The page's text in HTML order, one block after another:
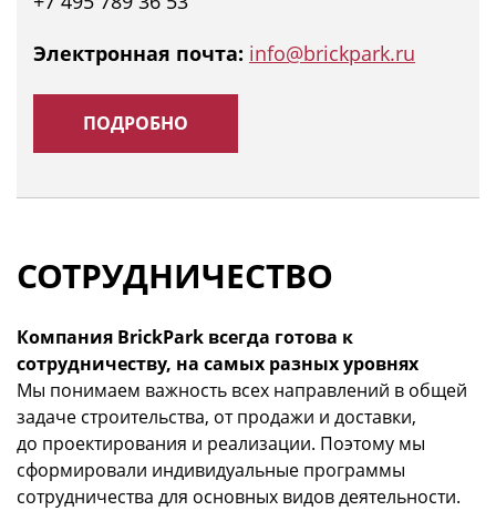
Электронная почта: info@brickpark.ru
ПОДРОБНО
СОТРУДНИЧЕСТВО
Компания BrickPark всегда готова к
сотрудничеству, на самых разных уровнях
Мы понимаем важность всех направлений в общей
задаче строительства, от продажи и доставки,
до проектирования и реализации. Поэтому мы
сформировали индивидуальные программы
сотрудничества для основных видов деятельности.